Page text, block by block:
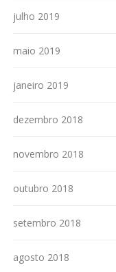
julho 2019
maio 2019
janeiro 2019
dezembro 2018
novembro 2018
outubro 2018
setembro 2018
agosto 2018